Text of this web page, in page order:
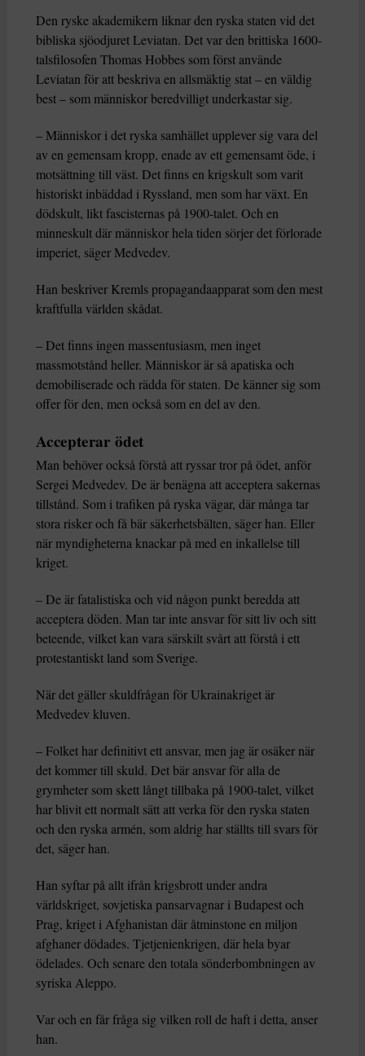
Den ryske akademikern liknar den ryska staten vid det
bibliska sjöodjuret Leviatan. Det var den brittiska 1600-
talsfilosofen Thomas Hobbes som först använde
Leviatan för att beskriva en allsmäktig stat – en väldig
best – som människor beredvilligt underkastar sig.
– Människor i det ryska samhället upplever sig vara del
av en gemensam kropp, enade av ett gemensamt öde, i
motsättning till väst. Det finns en krigskult som varit
historiskt inbäddad i Ryssland, men som har växt. En
dödskult, likt fascisternas på 1900-talet. Och en
minneskult där människor hela tiden sörjer det förlorade
imperiet, säger Medvedev.
Han beskriver Kremls propagandaapparat som den mest
kraftfulla världen skådat.
– Det finns ingen massentusiasm, men inget
massmotstånd heller. Människor är så apatiska och
demobiliserade och rädda för staten. De känner sig som
offer för den, men också som en del av den.
Accepterar ödet
Man behöver också förstå att ryssar tror på ödet, anför
Sergei Medvedev. De är benägna att acceptera sakernas
tillstånd. Som i trafiken på ryska vägar, där många tar
stora risker och få bär säkerhetsbälten, säger han. Eller
när myndigheterna knackar på med en inkallelse till
kriget.
– De är fatalistiska och vid någon punkt beredda att
acceptera döden. Man tar inte ansvar för sitt liv och sitt
beteende, vilket kan vara särskilt svårt att förstå i ett
protestantiskt land som Sverige.
När det gäller skuldfrågan för Ukrainakriget är
Medvedev kluven.
– Folket har definitivt ett ansvar, men jag är osäker när
det kommer till skuld. Det bär ansvar för alla de
grymheter som skett långt tillbaka på 1900-talet, vilket
har blivit ett normalt sätt att verka för den ryska staten
och den ryska armén, som aldrig har ställts till svars för
det, säger han.
Han syftar på allt ifrån krigsbrott under andra
världskriget, sovjetiska pansarvagnar i Budapest och
Prag, kriget i Afghanistan där åtminstone en miljon
afghaner dödades. Tjetjenienkrigen, där hela byar
ödelades. Och senare den totala sönderbombningen av
syriska Aleppo.
Var och en får fråga sig vilken roll de haft i detta, anser
han.